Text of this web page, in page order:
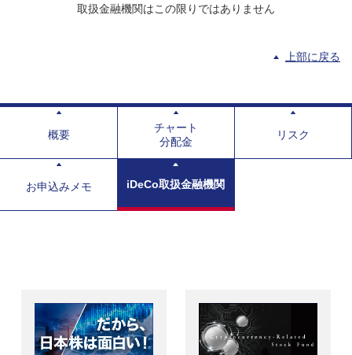
取扱金融機関はこの限りではありません
上部に戻る
概要
チャート
分配金
リスク
お申込みメモ iDeCo取扱金融機関